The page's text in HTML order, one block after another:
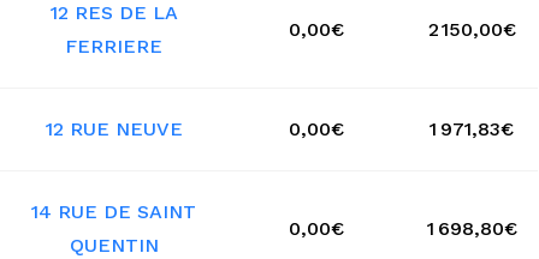
12 RES DE LA
FERRIERE
0,00€ 2 150,00€
12 RUE NEUVE 0,00€ 1 971,83€
14 RUE DE SAINT
QUENTIN
0,00€ 1 698,80€